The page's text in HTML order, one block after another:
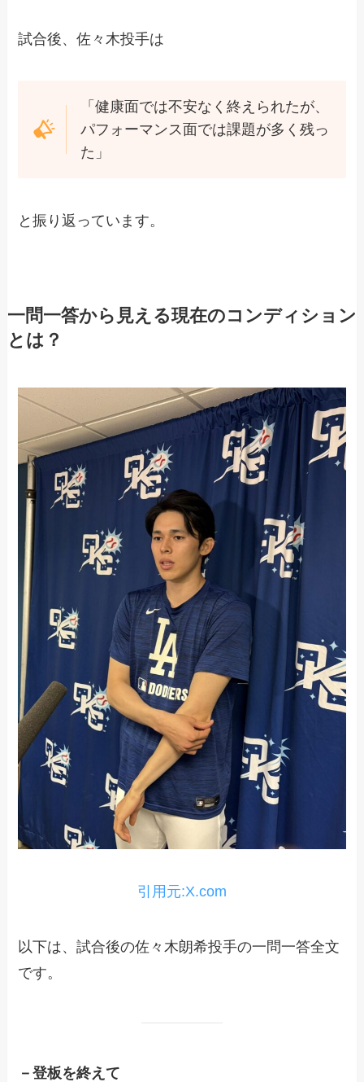
試合後、佐々木投手は
「健康面では不安なく終えられたが、
パフォーマンス面では課題が多く残っ
た」
と振り返っています。
一問一答から見える現在のコンディション
とは？
引用元:X.com
以下は、試合後の佐々木朗希投手の一問一答全文
です。
－登板を終えて